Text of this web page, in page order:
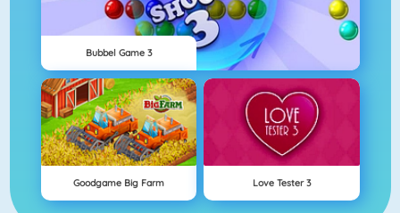
Bubbel Game 3
Goodgame Big Farm Love Tester 3